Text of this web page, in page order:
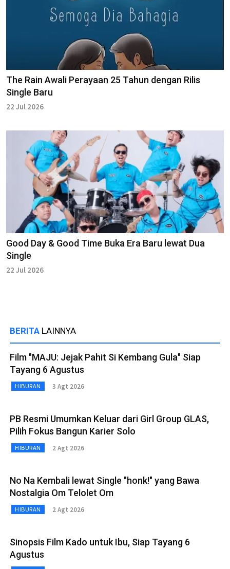
The Rain Awali Perayaan 25 Tahun dengan Rilis
Single Baru
22 Jul 2026
Good Day & Good Time Buka Era Baru lewat Dua
Single
22 Jul 2026
BERITA LAINNYA
Film "MAJU: Jejak Pahit Si Kembang Gula" Siap
Tayang 6 Agustus
HIBURAN 3 Agt 2026
PB Resmi Umumkan Keluar dari Girl Group GLAS,
Pilih Fokus Bangun Karier Solo
HIBURAN 2 Agt 2026
No Na Kembali lewat Single "honk!" yang Bawa
Nostalgia Om Telolet Om
HIBURAN 2 Agt 2026
Sinopsis Film Kado untuk Ibu, Siap Tayang 6
Agustus